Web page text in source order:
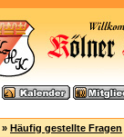
» Häufig gestellte Fragen